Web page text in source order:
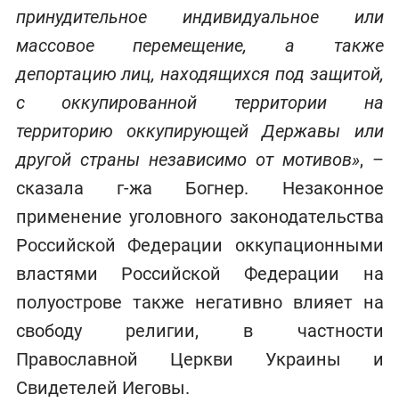
принудительное индивидуальное или
массовое перемещение, а также
депортацию лиц, находящихся под защитой,
с оккупированной территории на
территорию оккупирующей Державы или
другой страны независимо от мотивов», –
сказала г-жа Богнер. Незаконное
применение уголовного законодательства
Российской Федерации оккупационными
властями Российской Федерации на
полуострове также негативно влияет на
свободу религии, в частности
Православной Церкви Украины и
Свидетелей Иеговы.